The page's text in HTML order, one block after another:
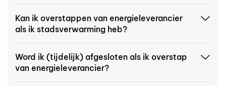
Kan ik overstappen van energieleverancier
als ik stadsverwarming heb?
Word ik (tijdelijk) afgesloten als ik overstap
van energieleverancier?